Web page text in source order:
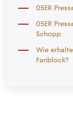
05ER
05ER
Schopp
Wie
Fanblock?